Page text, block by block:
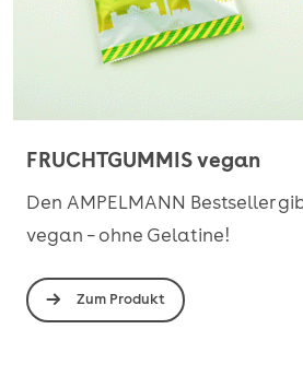
FRUCHTGUMMIS vegan
Den AMPELMANN Bestseller
vegan – ohne Gelatine!
Zum Produkt